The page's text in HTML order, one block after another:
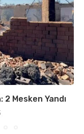
2 Mesken Yandı